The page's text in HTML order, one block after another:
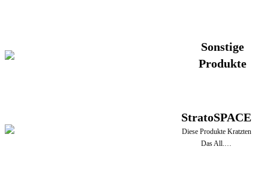
Sonstige
Produkte
StratoSPACE
Diese Produkte Kratzten
Das All.…